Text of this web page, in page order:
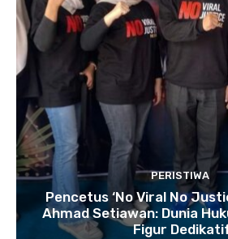
PERISTIWA
Pencetus ‘No Viral No
Ahmad Setiawan: Dunia
Figur